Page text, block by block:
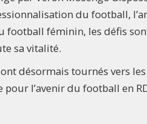
du football,
football féminin, les défis
sa vitalité.
désormais tournés vers
l’avenir du football en